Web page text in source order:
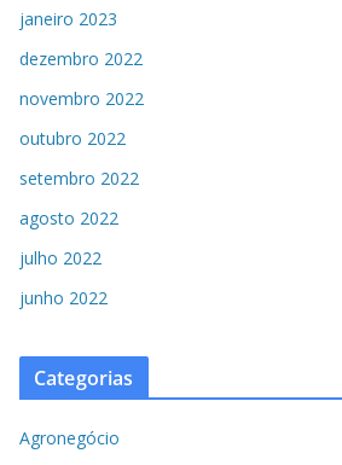
janeiro 2023
dezembro 2022
novembro 2022
outubro 2022
setembro 2022
agosto 2022
julho 2022
junho 2022
Categorias
Agronegócio